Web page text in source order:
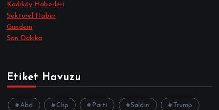
Kadıköy Haberleri
Sektörel Haber
Gündem
Son Dakika
Etiket Havuzu
Abd Chp Parti Saldırı Trump